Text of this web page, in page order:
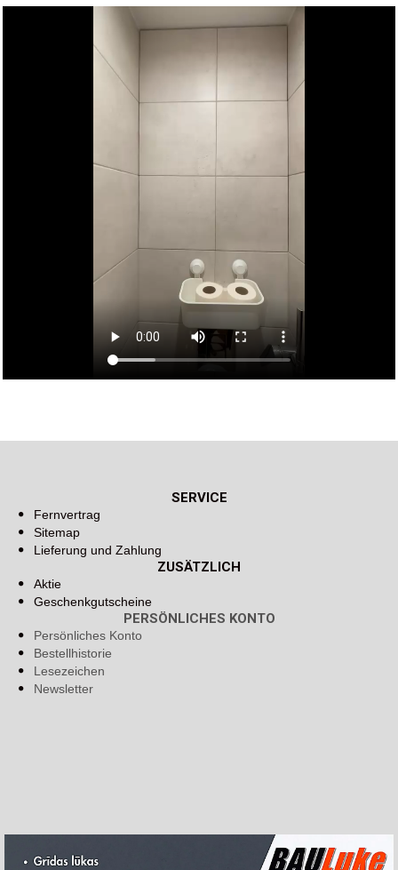
SERVICE
Fernvertrag
Sitemap
Lieferung und Zahlung
ZUSÄTZLICH
Aktie
Geschenkgutscheine
PERSÖNLICHES KONTO
Persönliches Konto
Bestellhistorie
Lesezeichen
Newsletter